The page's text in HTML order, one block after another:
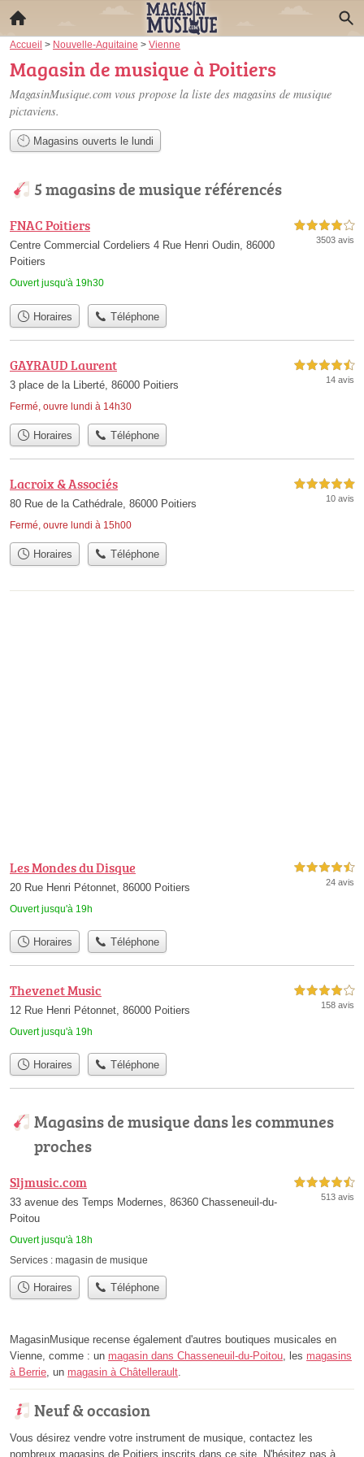
Accueil > Nouvelle-Aquitaine > Vienne
Magasin de musique à Poitiers
MagasinMusique.com vous propose la liste des magasins de musique
pictaviens.
Magasins ouverts le lundi
5 magasins de musique référencés
FNAC Poitiers
Centre Commercial Cordeliers 4 Rue Henri Oudin, 86000
Poitiers
Ouvert jusqu'à 19h30
4,0 étoiles sur 5
3503 avis
Horaires Téléphone
GAYRAUD Laurent
3 place de la Liberté, 86000 Poitiers
Fermé, ouvre lundi à 14h30
4,5 étoiles sur 5
14 avis
Horaires Téléphone
Lacroix & Associés
80 Rue de la Cathédrale, 86000 Poitiers
Fermé, ouvre lundi à 15h00
5,0 étoiles sur 5
10 avis
Horaires Téléphone
Les Mondes du Disque
20 Rue Henri Pétonnet, 86000 Poitiers
Ouvert jusqu'à 19h
4,5 étoiles sur 5
24 avis
Horaires Téléphone
Thevenet Music
12 Rue Henri Pétonnet, 86000 Poitiers
Ouvert jusqu'à 19h
4,0 étoiles sur 5
158 avis
Horaires Téléphone
Magasins de musique dans les communes
proches
Sljmusic.com
33 avenue des Temps Modernes, 86360 Chasseneuil-du-
Poitou
Ouvert jusqu'à 18h
4,5 étoiles sur 5
513 avis
Services : magasin de musique
Horaires Téléphone
MagasinMusique recense également d'autres boutiques musicales en
Vienne, comme : un magasin dans Chasseneuil-du-Poitou , les magasins
à Berrie , un magasin à Châtellerault
Neuf & occasion
Vous désirez vendre votre instrument de musique, contactez les
nombreux magasins de Poitiers inscrits dans ce site. N'hésitez pas à